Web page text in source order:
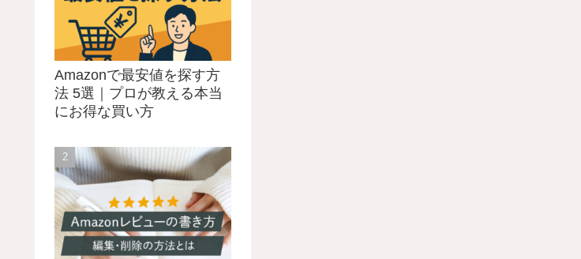
Amazonで最安値を探す方
法 5選｜プロが教える本当
にお得な買い方